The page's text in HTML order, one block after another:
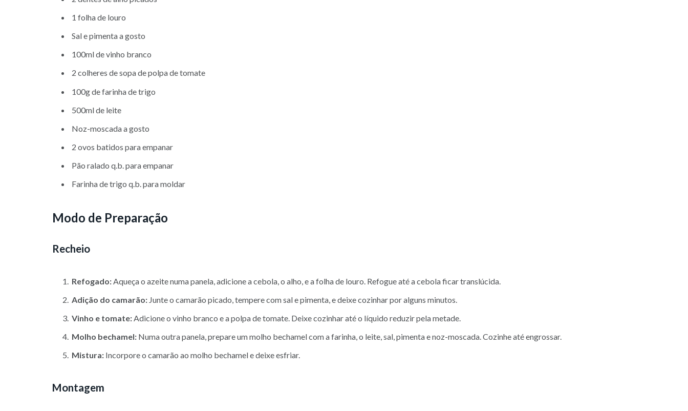
1 folha de louro
Sal e pimenta a gosto
100ml de vinho branco
2 colheres de sopa de polpa de tomate
100g de farinha de trigo
500ml de leite
Noz-moscada a gosto
2 ovos batidos para empanar
Pão ralado q.b. para empanar
Farinha de trigo q.b. para moldar
Modo de Preparação
Recheio
Refogado:Aqueça o azeite numa panela, adicione a cebola, o alho, e a folha de louro. Refogue até a cebola ficar translúcida.
Adição do camarão: Junte o camarão picado, tempere com sal e pimenta, e deixe cozinhar por alguns minutos.
Vinho e tomate:Adicione o vinho branco e a polpa de tomate. Deixe cozinhar até o líquido reduzir pela metade.
Molho bechamel: Numa outra panela, prepare um molho bechamel com a farinha, o leite, sal, pimenta e noz-moscada. Cozinhe até engrossar.
Mistura: Incorpore o camarão ao molho bechamel e deixe esfriar.
Montagem